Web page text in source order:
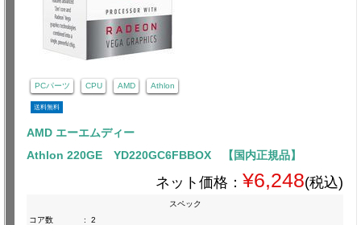
PCパーツ CPU AMD Athlon
送料無料
AMD エーエムディー
Athlon 220GE YD220GC6FBBOX 【国内正規品】
ネット価格： ¥6,248(税込)
スペック
コア数
:
2